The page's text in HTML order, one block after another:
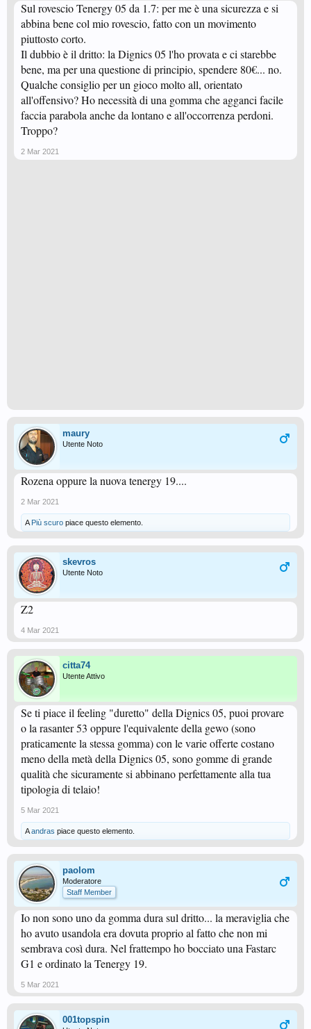
Sul rovescio Tenergy 05 da 1.7: per me è una sicurezza e si
abbina bene col mio rovescio, fatto con un movimento
piuttosto corto.
Il dubbio è il dritto: la Dignics 05 l'ho provata e ci starebbe
bene, ma per una questione di principio, spendere 80€... no.
Qualche consiglio per un gioco molto all, orientato
all'offensivo? Ho necessità di una gomma che agganci facile
faccia parabola anche da lontano e all'occorrenza perdoni.
Troppo?
2 Mar 2021
maury
Utente Noto
Rozena oppure la nuova tenergy 19....
2 Mar 2021
A Più scuro piace questo elemento.
skevros
Utente Noto
Z2
4 Mar 2021
citta74
Utente Attivo
Se ti piace il feeling "duretto" della Dignics 05, puoi provare
o la rasanter 53 oppure l'equivalente della gewo (sono
praticamente la stessa gomma) con le varie offerte costano
meno della metà della Dignics 05, sono gomme di grande
qualità che sicuramente si abbinano perfettamente alla tua
tipologia di telaio!
5 Mar 2021
Aandras piace questo elemento.
paolom
Moderatore
Staff Member
Io non sono uno da gomma dura sul dritto... la meraviglia che
ho avuto usandola era dovuta proprio al fatto che non mi
sembrava così dura. Nel frattempo ho bocciato una Fastarc
G1 e ordinato la Tenergy 19.
5 Mar 2021
001topspin